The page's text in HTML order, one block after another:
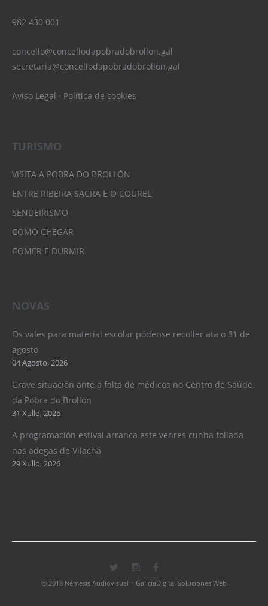
982 430 001
concello@concellodapobradobrollon.gal
secretaria@concellodapobradobrollon.gal
Aviso Legal · Política de cookies
TURISMO
VISITA A POBRA DO BROLLÓN
ENTRE RIBEIRA SACRA E O COUREL
SENDEIRISMO
COMO CHEGAR
COMER E DURMIR
NOVAS
Os vales para material escolar pódense recoller ata o 31 de
agosto
04 Agosto, 2026
Grave situación ante a falta de médicos no Centro de Saúde
da Pobra do Brollón
31 Xullo, 2026
A programación estival arranca este venres cunha foliada
nas adegas de Vilachá
29 Xullo, 2026
© 2018 Némesis Audiovisual · GaliciaDigital Soluciones Web